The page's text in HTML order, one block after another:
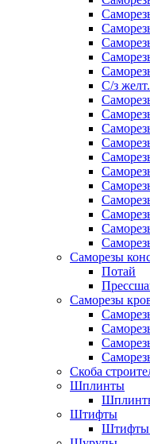
С/з
Саморезы
Потай
Саморезы
Скоба
Шплинты
Штифты
Штифты